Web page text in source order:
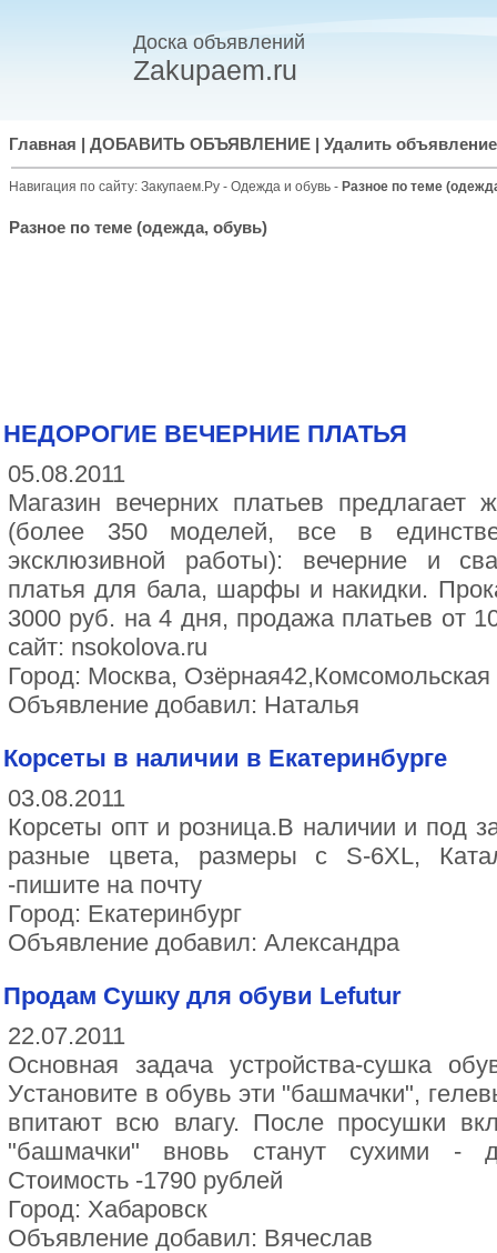
Доска объявлений
Zakupaem.ru
Главная ДОБАВИТЬ ОБЪЯВЛЕНИЕ Удалить объявление
Навигация по сайту: Закупаем.Ру - Одежда и обувь - Разное по теме
Разное по теме (одежда, обувь)
НЕДОРОГИЕ ВЕЧЕРНИЕ ПЛАТЬЯ
05.08.2011
Магазин вечерних платьев
(более 350 моделей, все в
эксклюзивной работы): вечерние и
платья для бала, шарфы и накидки.
3000 руб. на 4 дня, продажа платьев от
сайт: nsokolova.ru
Город: Москва, Озёрная42,Комсомольская
Объявление добавил: Наталья
Корсеты в наличии в Екатеринбурге
03.08.2011
Корсеты опт и розница.В наличии и под
разные цвета, размеры с S-6XL,
-пишите на почту
Город: Екатеринбург
Объявление добавил: Александра
Продам Сушку для обуви Lefutur
22.07.2011
Ocнoвнaя зaдaчa уcтpoйcтвa-cушкa
Уcтaнoвитe в oбувь эти "бaшмaчки",
впитaют вcю влaгу. Пocлe пpocушки
"бaшмaчки" внoвь cтaнут cуxими -
Cтoимocть -1790 pублeй
Город: Хабаровск
Объявление добавил: Вячеслав